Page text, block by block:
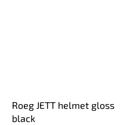
Roeg JETT helmet gloss
black